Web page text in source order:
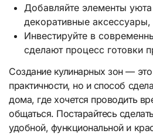
Добавляйте элементы
декоративные аксессуары,
Инвестируйте в
сделают процесс готовки
Создание кулинарных зон —
практичности, но и способ
дома, где хочется проводить
общаться. Постарайтесь
удобной, функциональной и